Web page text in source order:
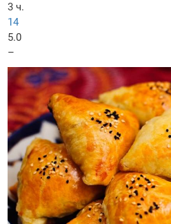
3 ч.
14
5.0
–